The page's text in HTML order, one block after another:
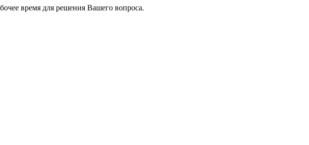
время для решения Вашего вопроса.